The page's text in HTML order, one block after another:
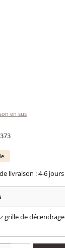
en sus
livraison : 4-6 jours
grille de décendrage